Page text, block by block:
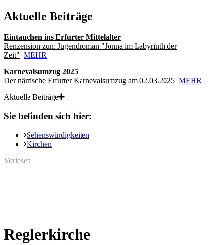
Aktuelle Beiträge
Eintauchen ins Erfurter Mittelalter
Renzension zum Jugendroman "Jonna im Labyrinth der
Zeit" MEHR
Karnevalsumzug 2025
Der närrische Erfurter Karnevalsumzug am 02.03.2025 MEHR
Aktuelle Beiträge
Sie befinden sich hier:
Sehenswürdigkeiten
Kirchen
Vorlesen
Reglerkirche